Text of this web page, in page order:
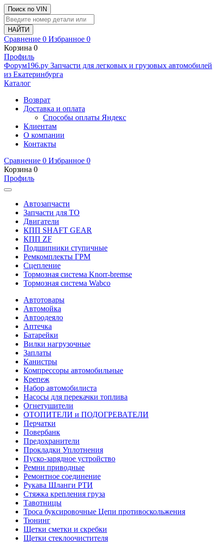
Поиск по VIN
Сравнение 0 Избранное 0
Корзина 0
Профиль
Фoрум196.ру Запчасти для легковых и грузовых автомобилей
из Екатеринбурга
Каталог
Возврат
Доставка и оплата
Способы оплаты Яндекс
Клиентам
О компании
Контакты
Сравнение 0 Избранное 0
Корзина 0
Профиль
Автозапчасти
Запчасти для ТО
Двигатели
КПП SHAFT GEAR
КПП ZF
Подшипники ступичные
Ремкомплекты ГРМ
Сцепление
Тормозная система Knorr-bremse
Тормозная система Wabco
Автотовары
Автомойка
Автоодеяло
Аптечка
Батарейки
Вилки нагрузочные
Заплаты
Канистры
Компрессоры автомобильные
Крепеж
Набор автомобилиста
Насосы для перекачки топлива
Огнетушители
ОТОПИТЕЛИ и ПОДОГРЕВАТЕЛИ
Перчатки
Повербанк
Предохранители
Прокладки Уплотнения
Пуско-зарядное устройство
Ремни приводные
Ремонтное соединение
Рукава Шланги РТИ
Стяжка крепления груза
Тавотницы
Троса буксировочные Цепи противоскольжения
Тюнинг
Щетки сметки и скребки
Щетки стеклоочистителя